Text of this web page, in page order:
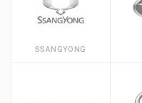
SSANGYONG